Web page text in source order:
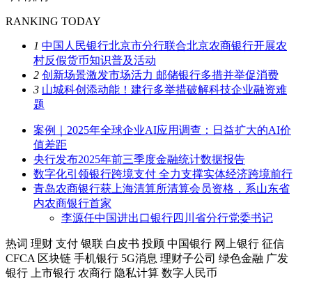
RANKING TODAY
1 中国人民银行北京市分行联合北京农商银行开展农
村反假货币知识普及活动
2 创新场景激发市场活力 邮储银行多措并举促消费
3 山城科创添动能！建行多举措破解科技企业融资难
题
案例｜2025年全球企业AI应用调查：日益扩大的AI价
值差距
央行发布2025年前三季度金融统计数据报告
数字化引领银行跨境支付 全力支撑实体经济跨境前行
青岛农商银行获上海清算所清算会员资格，系山东省
内农商银行首家
李源任中国进出口银行四川省分行党委书记
热词 理财 支付 银联 白皮书 投顾 中国银行 网上银行 征信
CFCA 区块链 手机银行 5G消息 理财子公司 绿色金融 广发
银行
上市银行 农商行 隐私计算 数字人民币